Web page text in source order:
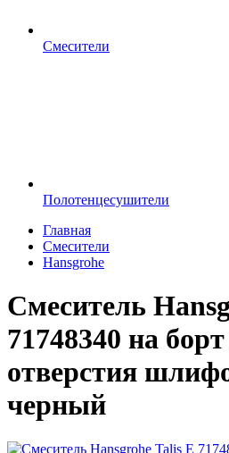
Смесители
Полотенцесушители
Главная
Смесители
Hansgrohe
Смеситель
71748340 на
отверстия
черный